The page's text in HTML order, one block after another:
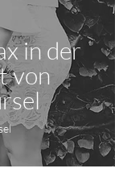
in der
von